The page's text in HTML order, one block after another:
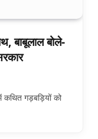
बाबूलाल बोले-
कथित गड़बड़ियों को